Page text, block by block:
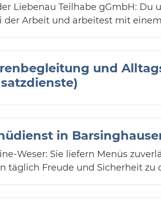
Liebenau Teilhabe gGmbH:
der Arbeit und arbeitest mit
und
in
Weser: Sie liefern Menüs
täglich Freude und Sicherheit zu